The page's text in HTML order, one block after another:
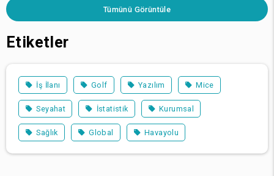
Tümünü Görüntüle
Etiketler
İş İlanı Golf Yazılım Mice
Seyahat İstatistik Kurumsal
Sağlık Global Havayolu